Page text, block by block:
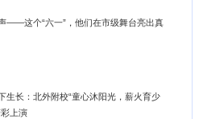
——这个“六一”，他们在市级舞台亮出真
生长：北外附校“童心沐阳光，薪火育少
上演